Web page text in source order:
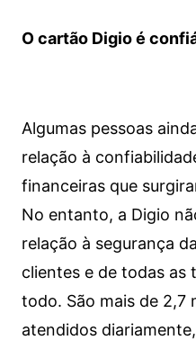
O cartão Digio é
Algumas pessoas
relação à
financeiras que
No entanto, a Digio
relação à segurança
clientes e de todas as
todo. São mais de 2,7
atendidos